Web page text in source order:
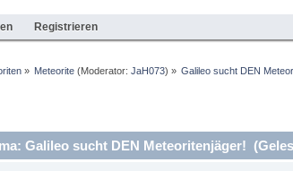
Registrieren
» Meteorite(Moderator: JaH073) » Galileo sucht DEN
Galileo sucht DEN Meteoritenjäger!